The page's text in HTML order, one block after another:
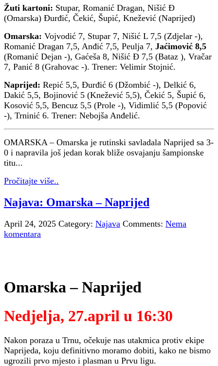
Žuti kartoni: Stupar, Romanić Dragan, Nišić Đ
(Omarska) Đurđić, Čekić, Šupić, Knežević (Naprijed)
Omarska: Vojvodić 7, Stupar 7, Nišić L 7,5 (Zdjelar -),
Romanić Dragan 7,5, Anđić 7,5, Peulja 7, Jaćimović 8,5
(Romanić Dejan -), Gaćeša 8, Nišić Đ 7,5 (Bataz ), Vračar
7, Panić 8 (Grahovac -). Trener: Velimir Stojnić.
Naprijed: Repić 5,5, Đurđić 6 (Džombić -), Delkić 6,
Dakić 5,5, Bojinović 5 (Knežević 5,5), Čekić 5, Šupić 6,
Kosović 5,5, Bencuz 5,5 (Prole -), Vidimlić 5,5 (Popović
-), Trninić 6. Trener: Nebojša Anđelić.
OMARSKA – Omarska je rutinski savladala Naprijed sa 3-
0 i napravila još jedan korak bliže osvajanju šampionske
titu...
Pročitajte više..
Najava: Omarska – Naprijed
April 24, 2025 Category: Najava Comments: Nema
komentara
Omarska – Naprijed
Nedjelja, 27.april u 16:30
Nakon poraza u Trnu, očekuje nas utakmica protiv ekipe
Naprijeda, koju definitivno moramo dobiti, kako ne bismo
ugrozili prvo mjesto i plasman u Prvu ligu.